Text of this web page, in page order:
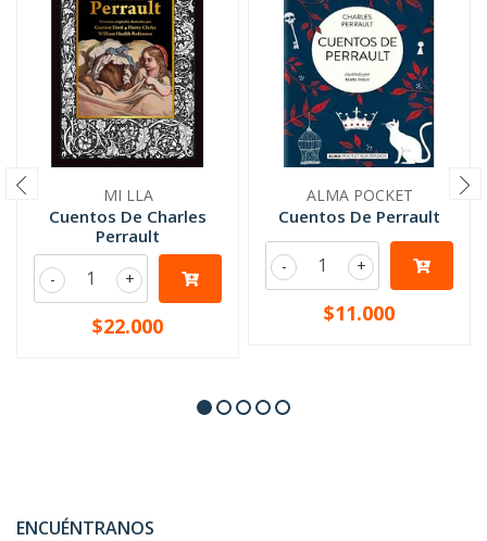
MI LLA
Cuentos De Charles
Perrault
+
-
$22.000
ALMA POCKET
Cuentos De Perrault
+
-
$11.000
ENCUÉNTRANOS